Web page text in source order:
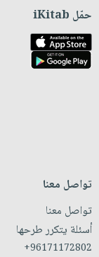
حمّل iKitab
تواصل معنا
تواصل معنا
أسئلة يتكرر طرحها
+96171172802